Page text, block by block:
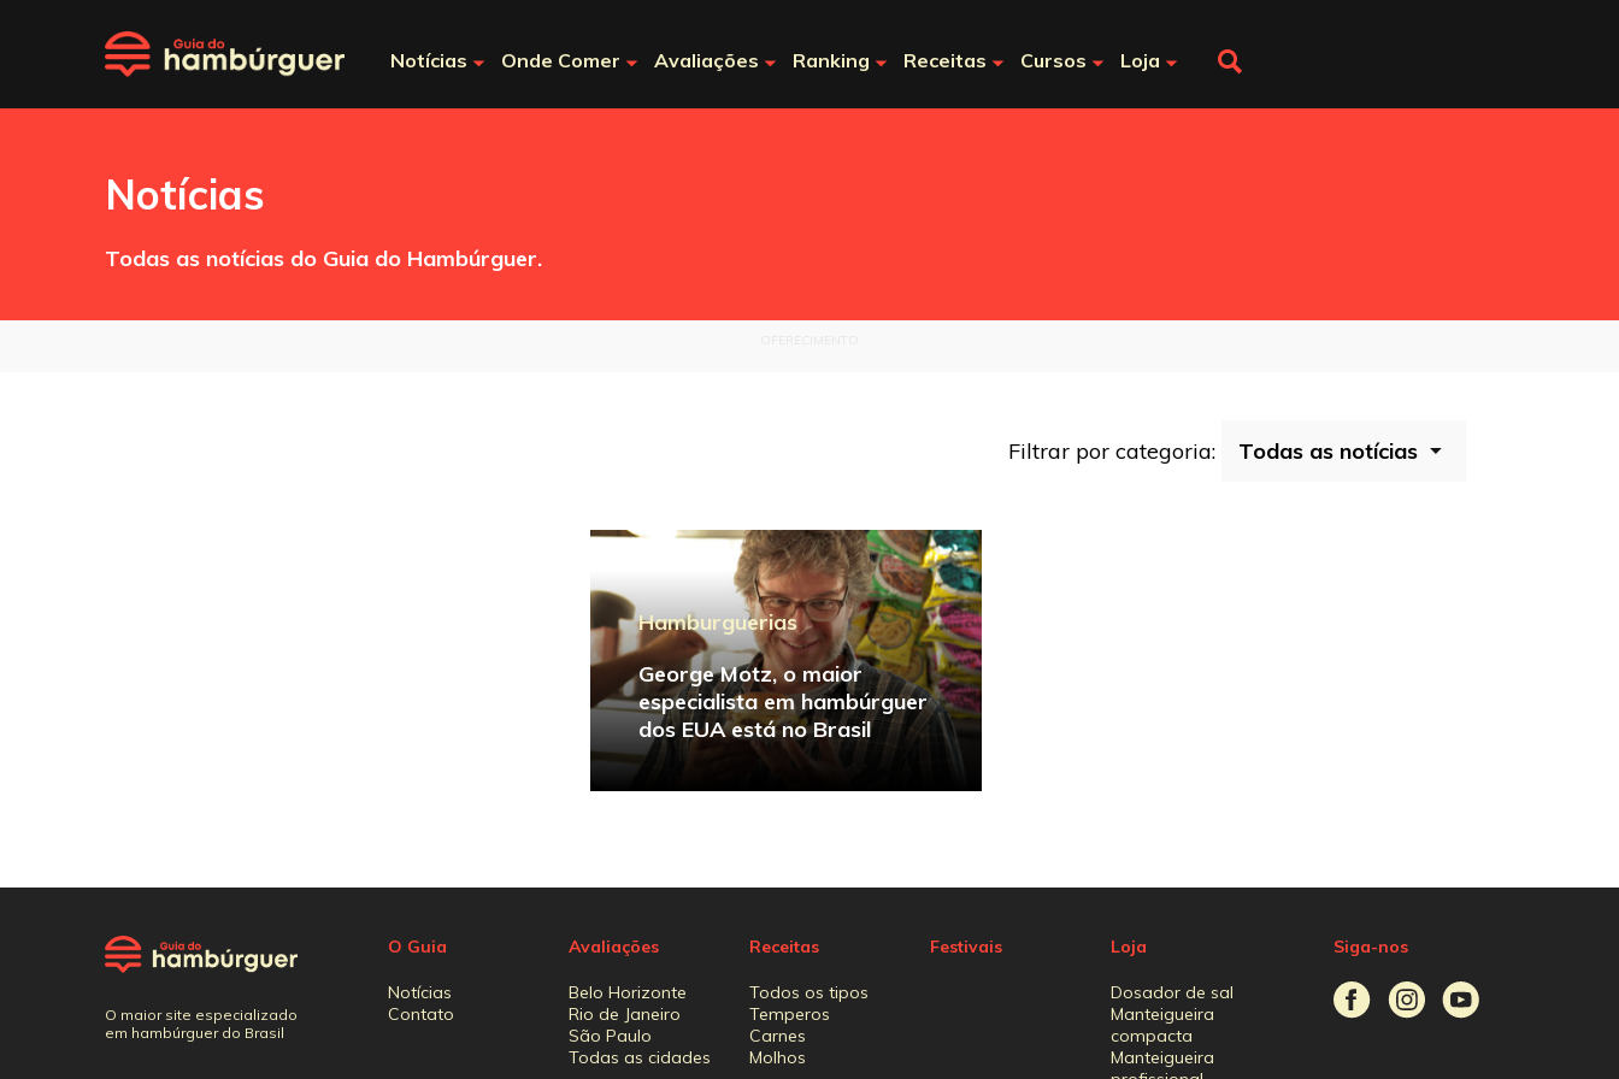
Notícias Onde Comer Avaliações Ranking Receitas Cursos Loja
Notícias
Todas as notícias do Guia do Hambúrguer.
Filtrar por categoria:
Hamburguerias
George Motz, o maior
especialista em hambúrguer
dos EUA está no Brasil
O maior site especializado
em hambúrguer do Brasil
O Guia
Notícias
Contato
Avaliações
Belo Horizonte
Rio de Janeiro
São Paulo
Todas as cidades
Receitas
Todos os tipos
Temperos
Carnes
Molhos
Festivais Loja
Dosador de sal
Manteigueira
compacta
Manteigueira
Siga-nos